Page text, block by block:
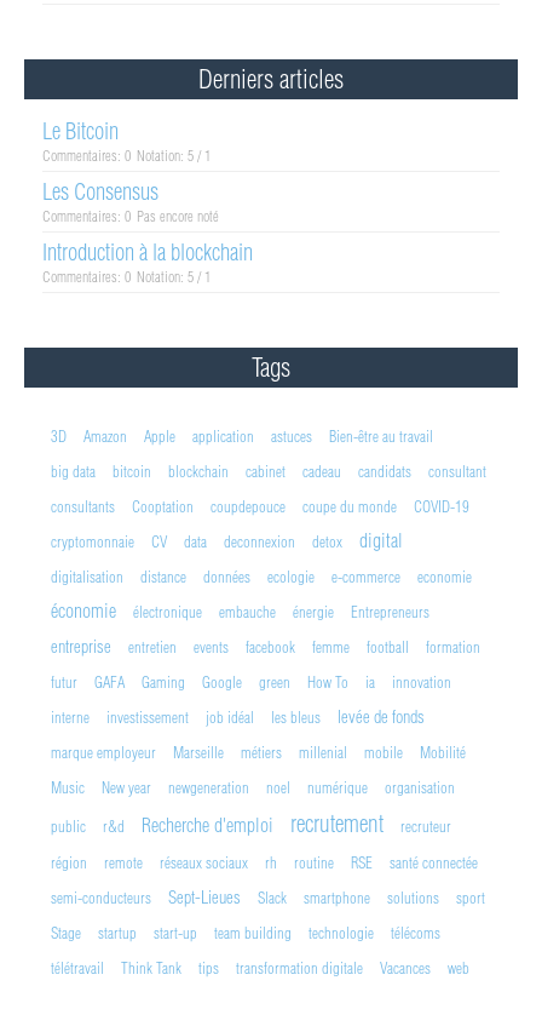
Derniers articles
Le Bitcoin
Commentaires: 0 Notation: 5 / 1
Les Consensus
Commentaires: 0 Pas encore noté
Introduction à la blockchain
Commentaires: 0 Notation: 5 / 1
Tags
3D Amazon Apple application astuces
Bien-être au travail
big data
bitcoin blockchain cabinet cadeau candidats
consultant
consultants
Cooptation coupdepouce coupe du monde
COVID-19
cryptomonnaie
CV data deconnexion detox digital
digitalisation distance données ecologie e-commerce economie
économie électronique embauche énergie Entrepreneurs
entreprise entretien events facebook femme football
formation
futur
GAFA Gaming Google green How To ia
innovation
interne
investissement job idéal les bleus levée de fonds
marque employeur Marseille métiers millenial mobile
Mobilité
Music
New year newgeneration noel numérique
organisation
public
r&d Recherche d'emploi recrutement
recruteur
région
remote réseaux sociaux rh routine RSE
santé connectée
semi-conducteurs
Sept-Lieues Slack smartphone solutions
sport
Stage
startup start-up team building technologie
télécoms
télétravail
Think Tank tips transformation digitale Vacances web